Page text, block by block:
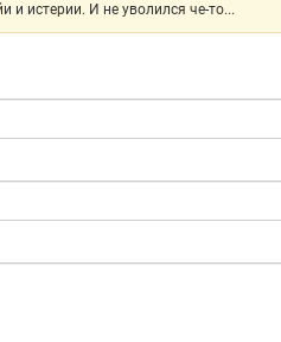
и истерии. И не уволился че-то...